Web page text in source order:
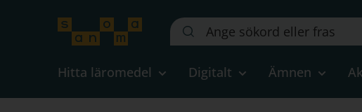
Sök
på
webbplatsen::
Hitta läromedel Digitalt Ämnen